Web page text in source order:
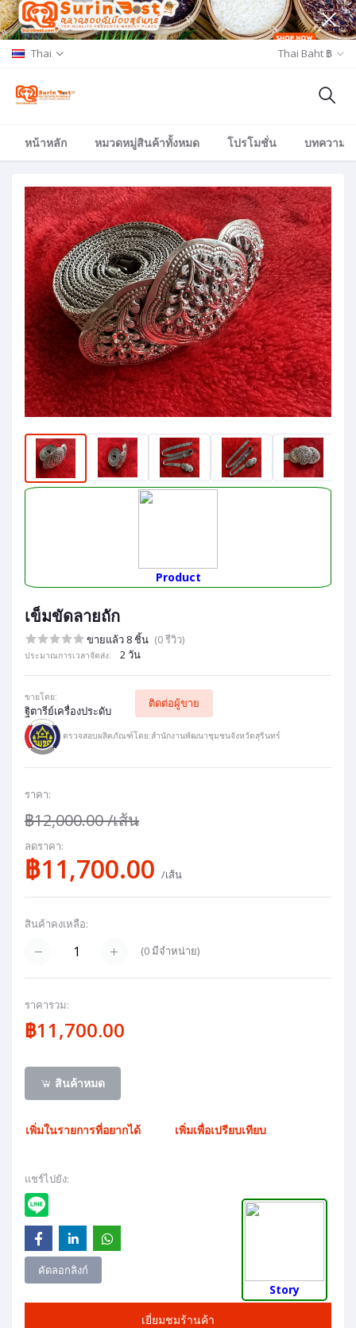
Thai Thai Baht ฿
หน้าหลัก หมวดหมู่สินค้าทั้งหมด โปรโมชั่น บทความ/
Product
เข็มขัดลายถัก
ขายแล้ว 8 ชิ้น (0 รีวิว)
ประมาณการเวลาจัดส่ง: 2 วัน
ขายโดย:
ฐิตารีย์เครื่องประดับ
ติดต่อผู้ขาย
ตรวจสอบผลิตภัณฑ์โดย:สำนักงานพัฒนาชุมชนจังหวัดสุรินทร์
ราคา:
฿12,000.00/เส้น
ลดราคา:
฿11,700.00 /เส้น
สินค้าคงเหลือ:
(0มีจำหน่าย)
ราคารวม:
฿11,700.00
สินค้าหมด
เพิ่มในรายการที่อยากได้ เพิ่มเพื่อเปรียบเทียบ
แชร์ไปยัง:
คัดลอกลิงก์
เยี่ยมชมร้านค้า
Story